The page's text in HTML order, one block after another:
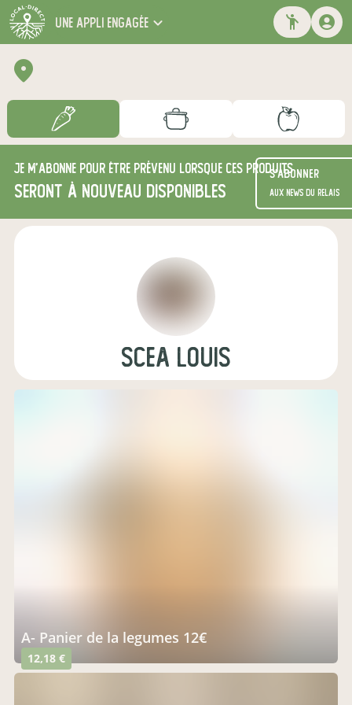
une appli engagée
Je m'abonne pour être prévenu lorsque ces produits
seront à nouveau disponibles
S'abonner
aux news du relais
SCEA Louis
A- Panier de la legumes 12€
12,18 €